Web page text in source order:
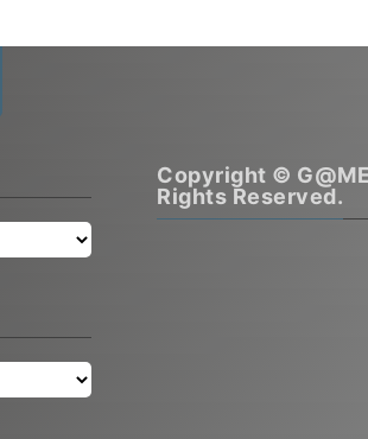
Copyright ©
Rights Reserved.